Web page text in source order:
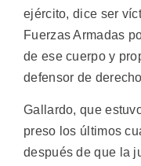
ejército, dice ser
Fuerzas Armadas
de ese cuerpo y
defensor de
Gallardo, que
preso los últimos
después de que la